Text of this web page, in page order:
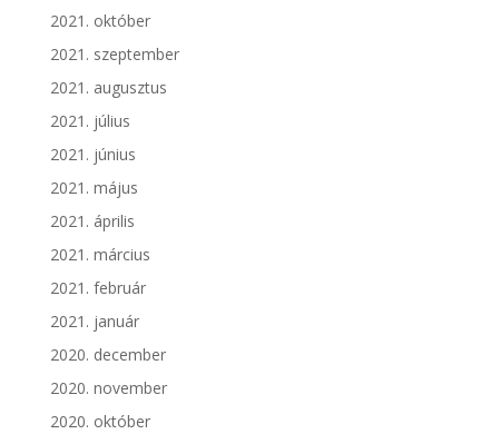
2021. október
2021. szeptember
2021. augusztus
2021. július
2021. június
2021. május
2021. április
2021. március
2021. február
2021. január
2020. december
2020. november
2020. október